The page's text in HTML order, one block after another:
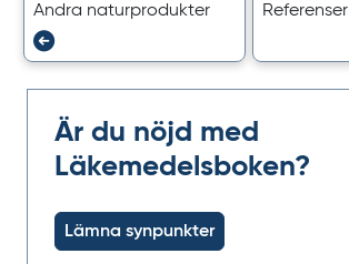
Andra naturprodukter
Referenser
Är du nöjd med
Läkemedelsboken?
Lämna synpunkter